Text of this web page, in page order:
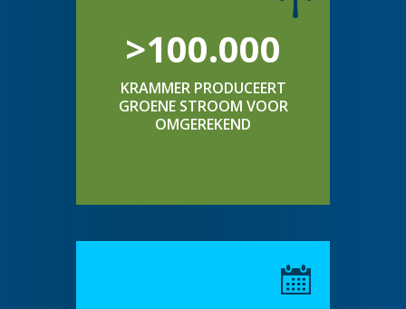
>100.000
KRAMMER PRODUCEERT
GROENE STROOM VOOR
OMGEREKEND